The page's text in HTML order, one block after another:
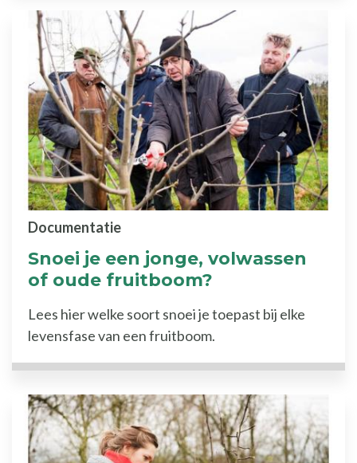
Snoei je een jonge, volwassen
of oude fruitboom?
Documentatie
Lees hier welke soort snoei je toepast bij elke
levensfase van een fruitboom.